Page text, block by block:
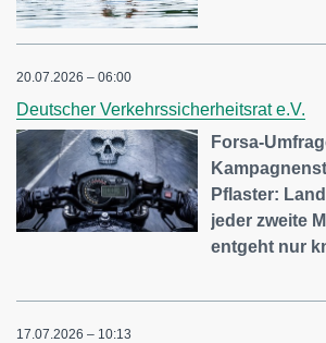
20.07.2026 – 06:00
Deutscher Verkehrssicherheitsrat e.V.
Forsa-
Pflaster:
jeder zweite
entgeht nur
17.07.2026 – 10:13